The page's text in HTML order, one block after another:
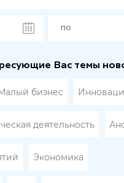
Вас темы
бизнес
деятельность
Экономика